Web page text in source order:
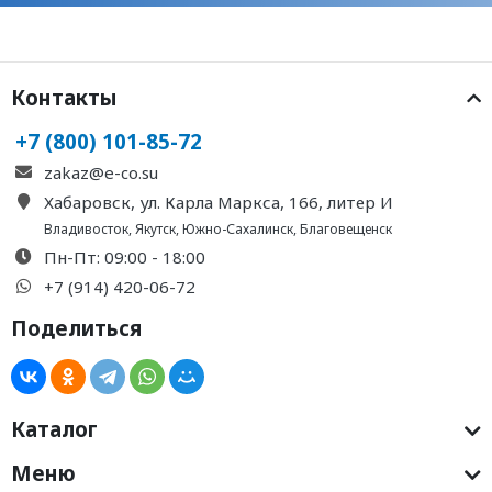
Контакты
+7 (800) 101-85-72
zakaz@e-co.su
Хабаровск, ул. Карла Маркса, 166, литер И
Владивосток,Якутск,Южно-Сахалинск,Благовещенск
Пн-Пт: 09:00 - 18:00
+7 (914) 420-06-72
Поделиться
Каталог
Меню